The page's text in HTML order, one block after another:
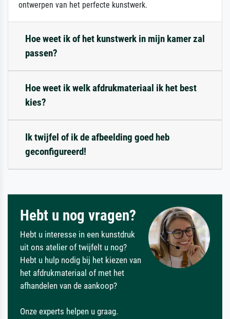
ontwerpen van het perfecte kunstwerk.
Hoe weet ik of het kunstwerk in mijn kamer zal
passen?
Hoe weet ik welk afdrukmateriaal ik het best
kies?
Ik twijfel of ik de afbeelding goed heb
geconfigureerd!
Hebt u nog vragen?
Hebt u interesse in een kunstdruk
uit ons atelier of twijfelt u nog?
Hebt u hulp nodig bij het kiezen van
het afdrukmateriaal of met het
afhandelen van de aankoop?
Onze experts helpen u graag.